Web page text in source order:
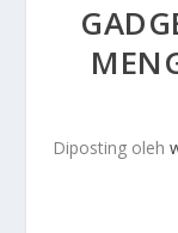
Diposting oleh